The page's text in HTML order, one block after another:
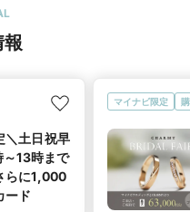
スもつけてもらいました
ました。
～13時までのご来店でさらに
＼土日祝早
～13時まで
らに1,000
ード
マイナビ限定